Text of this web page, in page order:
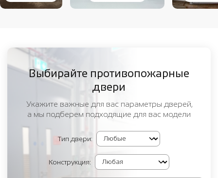
Выбирайте противопожарные
двери
Укажите важные для вас параметры дверей,
а мы подберем подходящие для вас модели
Тип двери:
Конструкция: